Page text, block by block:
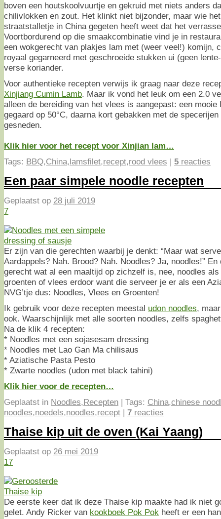
boven een houtskoolvuurtje en gekruid met niets anders
chilivlokken en zout. Het klinkt niet bijzonder, maar wie
straatstalletje in China gegeten heeft weet dat het
Voortbordurend op die smaakcombinatie vind je in
een wokgerecht van plakjes lam met (weer veel!) komijn,
royaal gegarneerd met geschroeide stukken ui (geen
verse koriander.
Voor authentieke recepten verwijs ik graag naar deze
Xinjiang Cumin Lamb. Maar ik vond het leuk om een 2.0
alleen de bereiding van het vlees is aangepast: een
gegaard op 50°C, daarna kort gebakken met de
gesneden.
Klik hier voor het recept voor Xinjian lam…
Tags: BBQ,China,lamsfilet,recept,rood vlees | 5 reacties
Een paar simpele noodle recepten
Geplaatst op 28 juli 2019
7
Er zijn van die gerechten waarbij je denkt: “Maar wat
Aardappels? Nah. Brood? Nah. Noodles? Ja, noodles!” En
gerecht wat al een maaltijd op zichzelf is, nee, noodles
groenten of vlees erdoor want die serveer je er als een
NVG’tje dus: Noodles, Vlees en Groenten!
Ik gebruik voor deze recepten meestal udon noodles,
ook. Waarschijnlijk met alle soorten noodles, zelfs
Na de klik 4 recepten:
* Noodles met een sojasesam dressing
* Noodles met Lao Gan Ma chilisaus
* Aziatische Pasta Pesto
* Zwarte noodles (udon met black tahini)
Klik hier voor de recepten…
Geplaatst in Noodles,Recepten | Tags: China,chinese
noodles,noedels,noodles,recept | 7 reacties
Thaise kip uit de oven (Kai Yaang)
Geplaatst op 26 mei 2019
17
De eerste keer dat ik deze Thaise kip maakte had ik niet
gelet. Andy Ricker van kookboek Pok Pok heeft er een